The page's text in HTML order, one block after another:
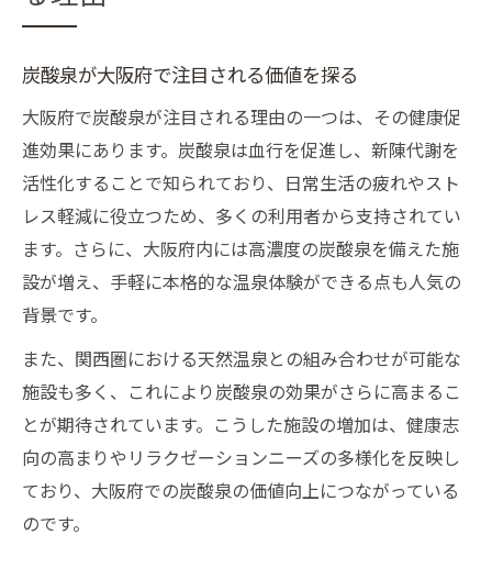
炭酸泉が大阪府で注目される価値を探る
大阪府で炭酸泉が注目される理由の一つは、その健康促
進効果にあります。炭酸泉は血行を促進し、新陳代謝を
活性化することで知られており、日常生活の疲れやスト
レス軽減に役立つため、多くの利用者から支持されてい
ます。さらに、大阪府内には高濃度の炭酸泉を備えた施
設が増え、手軽に本格的な温泉体験ができる点も人気の
背景です。
また、関西圏における天然温泉との組み合わせが可能な
施設も多く、これにより炭酸泉の効果がさらに高まるこ
とが期待されています。こうした施設の増加は、健康志
向の高まりやリラクゼーションニーズの多様化を反映し
ており、大阪府での炭酸泉の価値向上につながっている
のです。